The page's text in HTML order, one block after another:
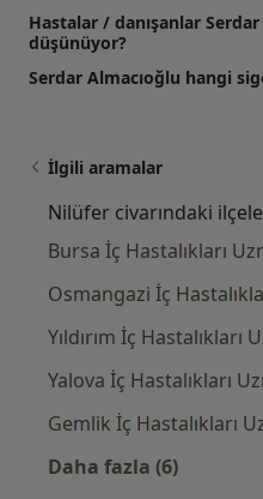
Hastalar / danışanlar
düşünüyor?
Serdar Almacıoğlu hangi
İlgili aramalar
Nilüfer civarındaki
Bursa İç Hastalıkları
Osmangazi İç
Yıldırım İç Hastalıkları
Yalova İç Hastalıkları
Gemlik İç Hastalıkları
Daha fazla (6)